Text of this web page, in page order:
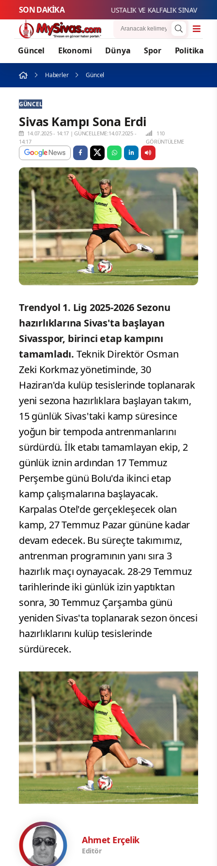
SON DAKİKA USTALIK VE KALFALIK SINAV
Güncel Ekonomi Dünya Spor Politika
Haberler Güncel
GÜNCEL
Sivas Kampı Sona Erdi
14.07.2025 - 14:17 |GÜNCELLEME:14.07.2025 -
14:17
110
GÖRÜNTÜLEME
Trendyol 1. Lig 2025-2026 Sezonu
hazırlıklarına Sivas'ta başlayan
Sivasspor, birinci etap kampını
tamamladı. Teknik Direktör Osman
Zeki Korkmaz yönetiminde, 30
Haziran'da kulüp tesislerinde toplanarak
yeni sezona hazırlıklara başlayan takım,
15 günlük Sivas'taki kamp süresince
yoğun bir tempoda antrenmanlarını
sürdürdü. İlk etabı tamamlayan ekip, 2
günlük iznin ardından 17 Temmuz
Perşembe günü Bolu'da ikinci etap
kamp çalışmalarına başlayacak.
Karpalas Otel'de gerçekleşecek olan
kamp, 27 Temmuz Pazar gününe kadar
devam edecek. Bu süreçte takımımız,
antrenman programının yanı sıra 3
hazırlık maçı oynayacak. 28-29 Temmuz
tarihlerinde iki günlük izin yaptıktan
sonra, 30 Temmuz Çarşamba günü
yeniden Sivas'ta toplanarak sezon öncesi
hazırlıklarını kulüp tesislerinde
sürdürecek.
Ahmet Erçelik
Editör